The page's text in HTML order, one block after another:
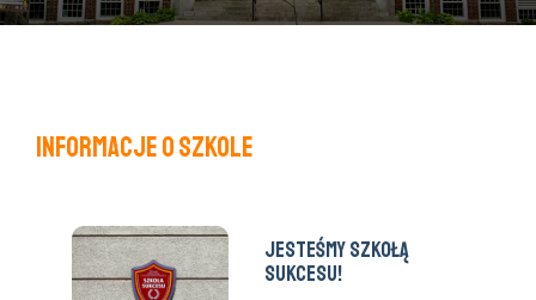
Informacje o szkole
Jesteśmy Szkołą
Sukcesu!